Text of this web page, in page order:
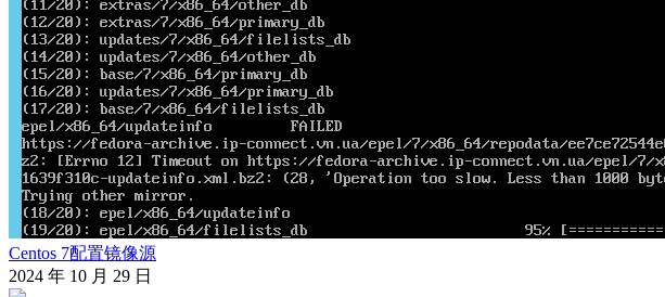
Centos 7配置镜像源
2024 年 10 月 29 日